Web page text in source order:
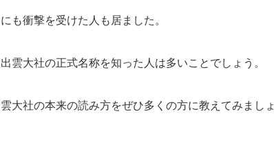
も衝撃を受けた人も居ました。
雲大社の正式名称を知った人は多いことでしょう。
大社の本来の読み方をぜひ多くの方に教えてみましょ